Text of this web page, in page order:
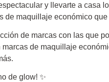
y llevarte a casa
de maquillaje económico
de marcas con las que
de maquillaje
de glow! ✨